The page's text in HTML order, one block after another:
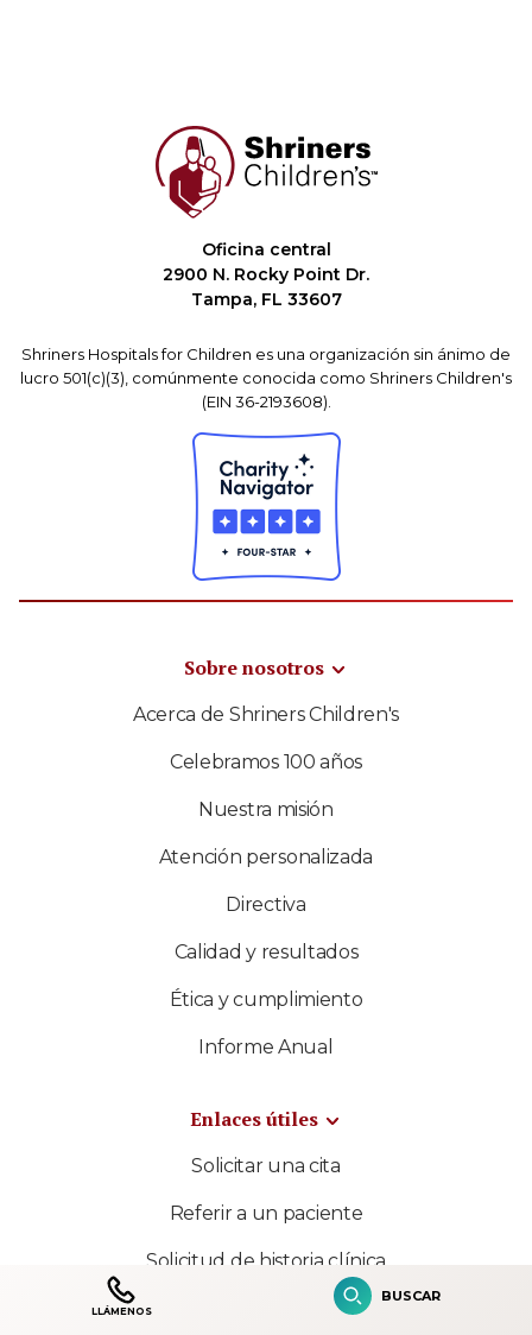
Oficina central
2900 N. Rocky Point Dr.
Tampa, FL 33607
Shriners Hospitals for Children es una organización sin ánimo de
lucro 501(c)(3), comúnmente conocida como Shriners Children's
(EIN 36-2193608).
Sobre nosotros
Acerca de Shriners Children's
Celebramos 100 años
Nuestra misión
Atención personalizada
Directiva
Calidad y resultados
Ética y cumplimiento
Informe Anual
Enlaces útiles
Solicitar una cita
Referir a un paciente
Solicitud de historia clínica
LLÁMENOS
BUSCAR